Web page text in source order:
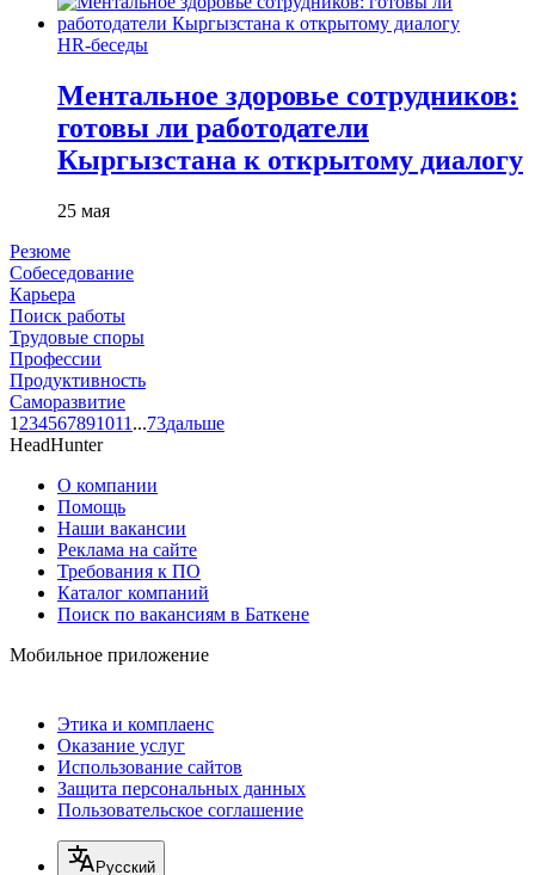
HR-беседы
Ментальное здоровье сотрудников:
готовы ли работодатели
Кыргызстана к открытому диалогу
25 мая
Резюме
Собеседование
Карьера
Поиск работы
Трудовые споры
Профессии
Продуктивность
Саморазвитие
1 234567891011 ...73дальше
HeadHunter
О компании
Помощь
Наши вакансии
Реклама на сайте
Требования к ПО
Каталог компаний
Поиск по вакансиям в Баткене
Мобильное приложение
Этика и комплаенс
Оказание услуг
Использование сайтов
Защита персональных данных
Пользовательское соглашение
Русский